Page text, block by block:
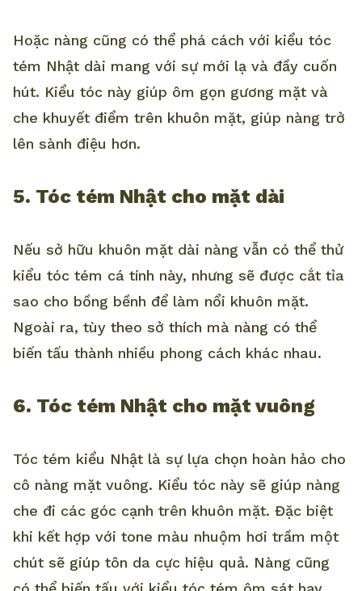
Hoặc nàng cũng có thể phá cách với kiểu tóc
tém Nhật dài mang với sự mới lạ và đầy cuốn
hút. Kiểu tóc này giúp ôm gọn gương mặt và
che khuyết điểm trên khuôn mặt, giúp nàng trở
lên sành điệu hơn.
5. Tóc tém Nhật cho mặt dài
Nếu sở hữu khuôn mặt dài nàng vẫn có thể thử
kiểu tóc tém cá tính này, nhưng sẽ được cắt tỉa
sao cho bồng bềnh để làm nổi khuôn mặt.
Ngoài ra, tùy theo sở thích mà nàng có thể
biến tấu thành nhiều phong cách khác nhau.
6. Tóc tém Nhật cho mặt vuông
Tóc tém kiểu Nhật là sự lựa chọn hoàn hảo cho
cô nàng mặt vuông. Kiểu tóc này sẽ giúp nàng
che đi các góc cạnh trên khuôn mặt. Đặc biệt
khi kết hợp với tone màu nhuộm hơi trầm một
chút sẽ giúp tôn da cực hiệu quả. Nàng cũng